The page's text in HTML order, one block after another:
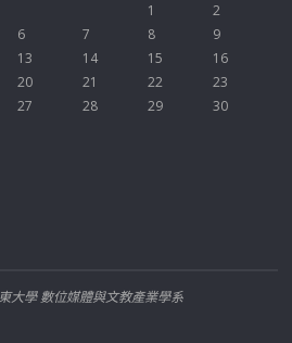
1
2
6 7 8
9
13 14 15
16
20 21 22
23
27 28 29
30
大學 數位媒體與文教產業學系